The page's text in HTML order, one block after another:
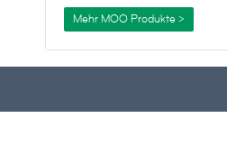
Mehr MOO Produkte >